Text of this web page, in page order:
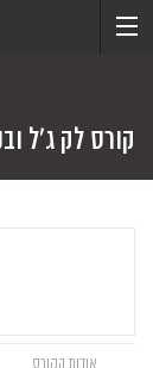
קורס לק ג'ל
אודות הקורס